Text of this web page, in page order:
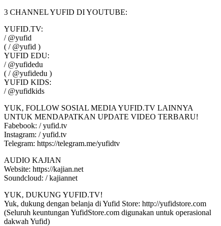
3 CHANNEL YUFID DI YOUTUBE:
YUFID.TV:
/ @yufid
( / @yufid )
YUFID EDU:
/ @yufidedu
( / @yufidedu )
YUFID KIDS:
/ @yufidkids
YUK, FOLLOW SOSIAL MEDIA YUFID.TV LAINNYA
UNTUK MENDAPATKAN UPDATE VIDEO TERBARU!
Fabebook: / yufid.tv
Instagram: / yufid.tv
Telegram: https://telegram.me/yufidtv
AUDIO KAJIAN
Website: https://kajian.net
Soundcloud: / kajiannet
YUK, DUKUNG YUFID.TV!
Yuk, dukung dengan belanja di Yufid Store: http://yufidstore.com
(Seluruh keuntungan YufidStore.com digunakan untuk operasional
dakwah Yufid)